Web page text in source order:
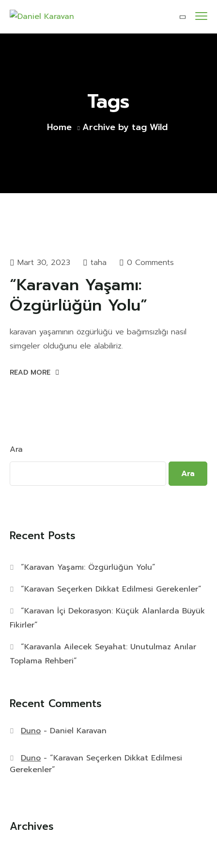
Tags
Home Archive by tag Wild
Mart 30, 2023 taha 0 Comments
“Karavan Yaşamı:
Özgürlüğün Yolu”
karavan yaşamının özgürlüğü ve bağımsızlığı nasıl
simgeler olduğunu ele alabiliriz.
READ MORE
Ara
Ara
Recent Posts
“Karavan Yaşamı: Özgürlüğün Yolu”
“Karavan Seçerken Dikkat Edilmesi Gerekenler”
“Karavan İçi Dekorasyon: Küçük Alanlarda Büyük
Fikirler”
“Karavanla Ailecek Seyahat: Unutulmaz Anılar
Toplama Rehberi”
Recent Comments
Duno- Daniel Karavan
Duno- “Karavan Seçerken Dikkat Edilmesi
Gerekenler”
Archives